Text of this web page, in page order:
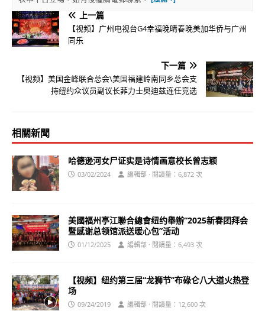
上一篇
【视频】广州电视台G4幸福晚晴春晚美加华侨与广州
同乐
下一篇
【视频】美国金峰联合总会\美国福建岭南同乡总会支
持纽约众议员副议长菲力士奥迪兹连任竞选
相關新聞
哈德逊河女尸证实是诗情画意校长曾志颖
03/02/2024 編輯部 · 閱讀量：6,872 次
美國福州亭江聯合總會纽约舉辦“2025新春团拜会
暨感谢总领馆派送暖心包”活动
01/12/2025 編輯部 · 閱讀量：6,493 次
【视频】纽约第三届“龙狮节”布碌仑八大道火热登
场
09/24/2019 編輯部 · 閱讀量：12,600 次